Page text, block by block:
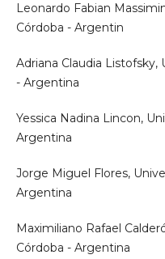
Leonardo Fabian
Córdoba - Argentin
Adriana Claudia Listofsky,
- Argentina
Yessica Nadina Lincon,
Argentina
Jorge Miguel Flores,
Argentina
Maximiliano Rafael
Córdoba - Argentina